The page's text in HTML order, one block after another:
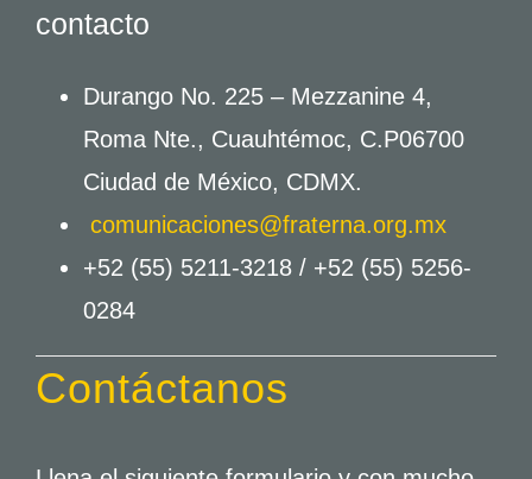
contacto
Durango No. 225 – Mezzanine 4,
Roma Nte., Cuauhtémoc, C.P06700
Ciudad de México, CDMX.
comunicaciones@fraterna.org.mx
+52 (55) 5211-3218 / +52 (55) 5256-
0284
Contáctanos